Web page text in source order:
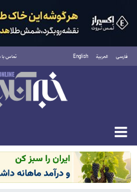
فارسی العربية English تماس با
شنبه ۱۷ مرداد ۱۴۰۵